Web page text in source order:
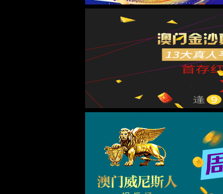
企业愿景
企业使命
企业价值观
企业宣传语
安全文化
企业荣誉
企业资质
公司地址 北京市海淀区马连洼街道天秀北